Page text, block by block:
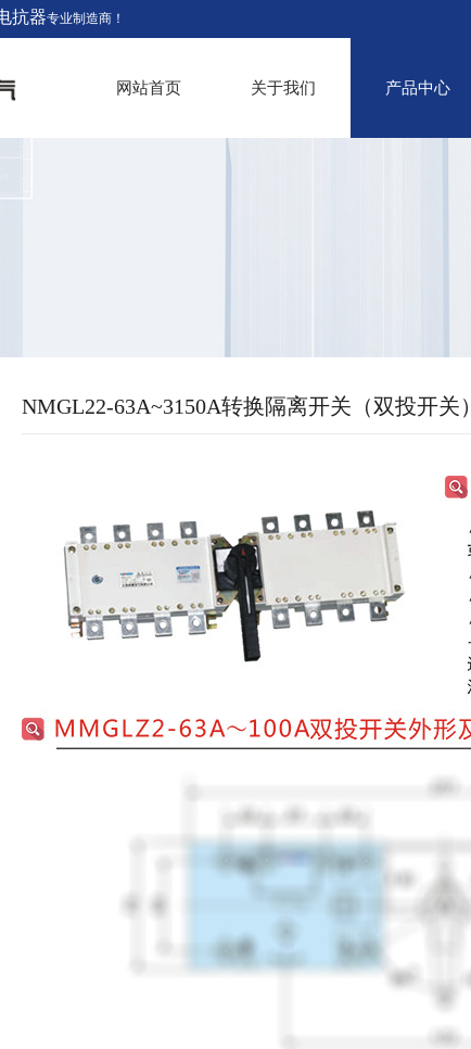
抗器专业制造商！
网站首页 关于我们 产品中心
NMGL22-63A~3150A转换隔离开关（双投开关）